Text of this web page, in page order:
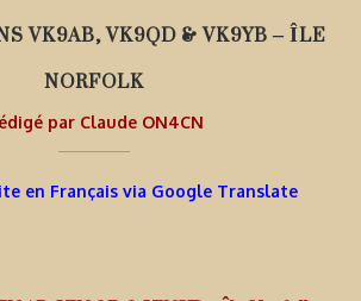
VK9AB, VK9QD & VK9YB – ÎLE
NORFOLK
par Claude ON4CN
en Français via Google Translate